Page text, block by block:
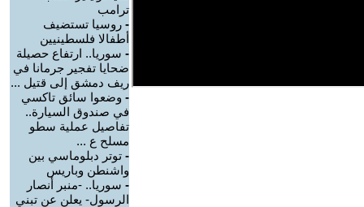
ترامب
- روسيا تستضيف
أطفالا فلسطينيين
- سوريا.. ارتفاع حصيلة
ضحايا تفجير جرمانا في
ريف دمشق إلى قتيل ...
- وضعوا سائق تاكسي
في صندوق السيارة..
تفاصيل عملية سطو
مسلح ع ...
- توتر دبلوماسي بين
واشنطن وباريس
- سوريا.. -منبر أنصار
الرسول- يعلن عن تبني